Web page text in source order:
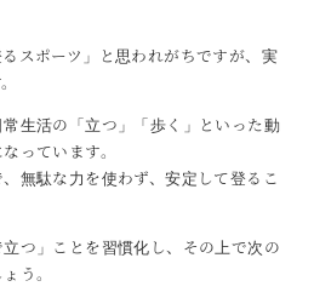
スポーツ」と思われがちですが、実
生活の「立つ」「歩く」といった動
っています。
無駄な力を使わず、安定して登るこ
つ」ことを習慣化し、その上で次の
う。